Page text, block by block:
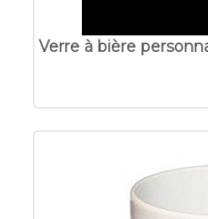
Verre à bière